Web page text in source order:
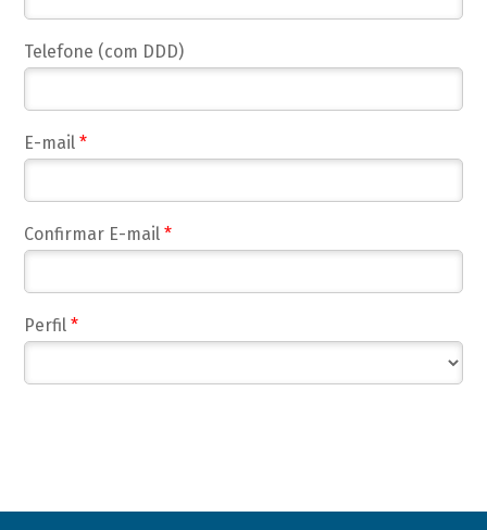
Telefone (com DDD)
E-mail*
Confirmar E-mail*
Perfil*